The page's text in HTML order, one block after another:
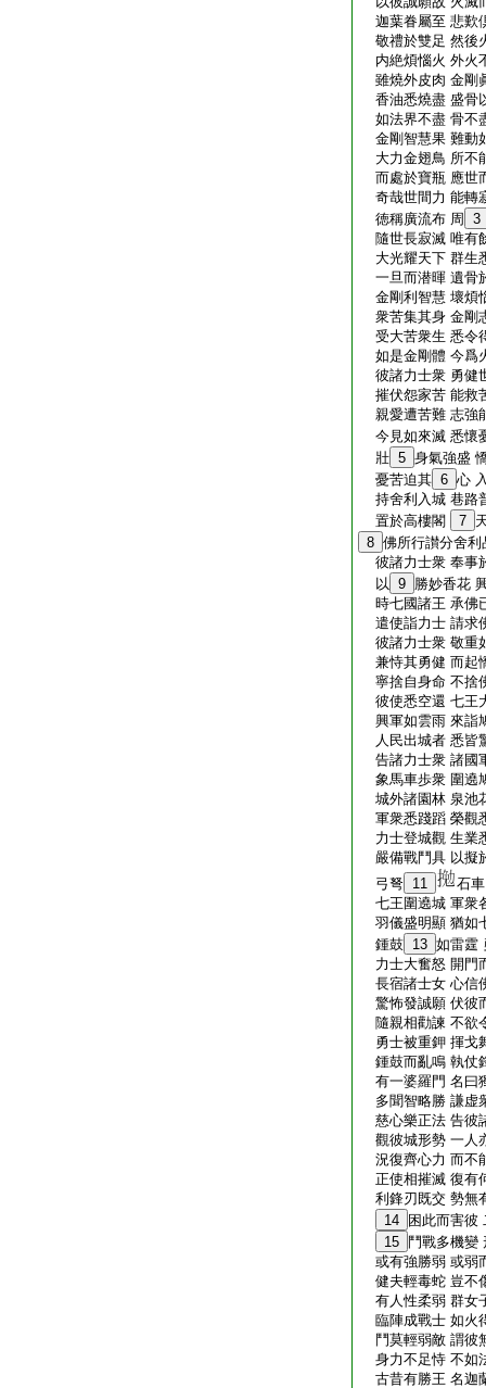
迦葉眷屬至 悲歎
敬禮於雙足 然後
内絶煩惱火 外火
雖燒外皮肉 金剛
香油悉燒盡 盛骨
如法界不盡 骨不
金剛智慧果 難動
大力金翅鳥 所不
而處於寶瓶 應世
奇哉世間力 能轉
徳稱廣流布 周
3
隨世長寂滅 唯有
大光耀天下 群生
一旦而潜暉 遺骨
金剛利智慧 壞煩
衆苦集其身 金剛
受大苦衆生 悉令
如是金剛體 今爲
彼諸力士衆 勇健
摧伏怨家苦 能救
親愛遭苦難 志強
今見如來滅 悉懷
壯 5 身氣強盛
憂苦迫其 6 心
持舍利入城 巷路
置於高樓閣
7
8 佛所行讃分舍利
彼諸力士衆 奉事
以 9 勝妙香花
時七國諸王 承佛
遣使詣力士 請求
彼諸力士衆 敬重
兼恃其勇健 而起
寧捨自身命 不捨
彼使悉空還 七王
興軍如雲雨 來詣
人民出城者 悉皆
告諸力士衆 諸國
象馬車歩衆 圍遶
城外諸園林 泉池
軍衆悉踐蹈 榮觀
力士登城觀 生業
嚴備戰鬥具 以擬
弓弩 11
石
七王圍遶城 軍衆
羽儀盛明顯 猶如
鍾鼓 13 如雷霆
力士大奮怒 開門
長宿諸士女 心信
驚怖發誠願 伏彼
隨親相勸諫 不欲
勇士被重鉀 揮戈
鍾鼓而亂鳴 執仗
有一婆羅門 名曰
多聞智略勝 謙虚
慈心樂正法 告彼
觀彼城形勢 一人
況復齊心力 而不
正使相摧滅 復有
利鋒刃既交 勢無
14
困此而害彼
15
鬥戰多機變
或有強勝弱 或弱
健夫輕毒蛇 豈不
有人性柔弱 群女
臨陣成戰士 如火
鬥莫輕弱敵 謂彼
身力不足恃 不如
古昔有勝王 名迦